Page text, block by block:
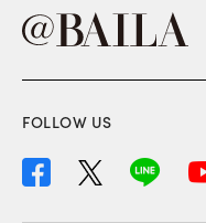
FOLLOW US